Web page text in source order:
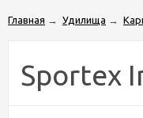
Главная → Удилища →
Sportex